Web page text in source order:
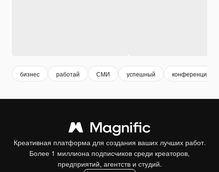
бизнес работай СМИ успешный конференция
Креативная платформа для создания ваших лучших работ.
Более 1 миллиона подписчиков среди креаторов,
предприятий, агентств и студий.